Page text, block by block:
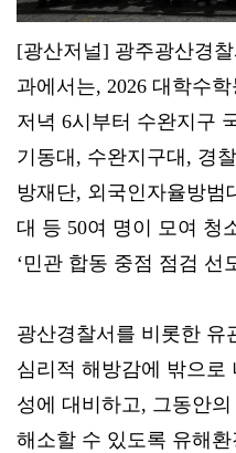
[광산저널] 광주광산경
과에서는, 2026 대학수
저녁 6시부터 수완지구
기동대, 수완지구대, 경
방재단, 외국인자율방범
대 등 50여 명이 모여 청
‘민관 합동 중점 점검 선
광산경찰서를 비롯한 유
심리적 해방감에 밖으로
성에 대비하고, 그동안
해소할 수 있도록 유해